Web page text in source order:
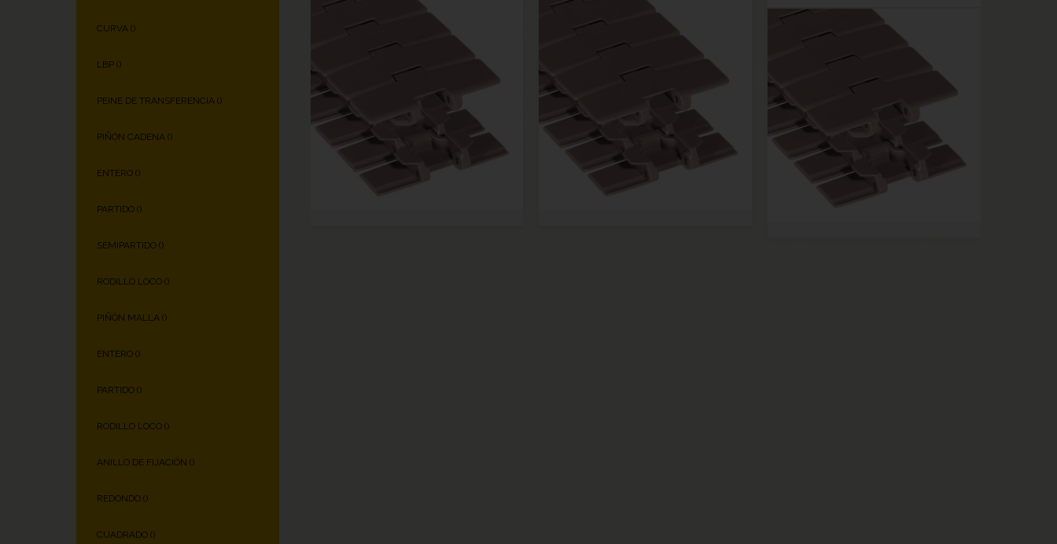
CURVA ()
LBP ()
PEINE DE TRANSFERENCIA ()
PIÑÓN CADENA ()
ENTERO ()
PARTIDO ()
SEMIPARTIDO ()
RODILLO LOCO ()
PIÑÓN MALLA ()
ENTERO ()
PARTIDO ()
RODILLO LOCO ()
ANILLO DE FIJACIÓN ()
REDONDO ()
CUADRADO ()